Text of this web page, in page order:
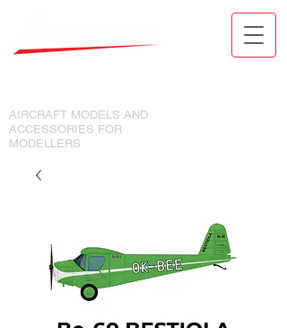
AIRCRAFT MODELS AND
ACCESSORIES FOR
MODELLERS